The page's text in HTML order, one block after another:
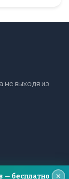
не выходя из
бесплатно